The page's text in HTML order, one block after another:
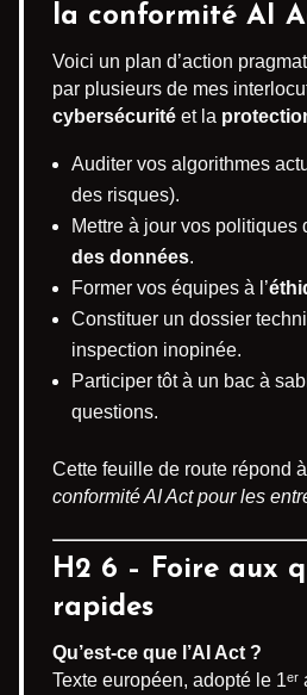
la conformité AI
Voici un plan d’action
par plusieurs de mes
cybersécurité et la
Auditer vos algorithmes
des risques).
Mettre à jour vos politiques
des données.
Former vos équipes à l’
Constituer un dossier
inspection inopinée.
Participer tôt à un bac à
questions.
Cette feuille de route répond
conformité AI Act pour les
H2 6 – Foire aux
rapides
Qu’est-ce que l’AI Act ?
Texte européen, adopté le